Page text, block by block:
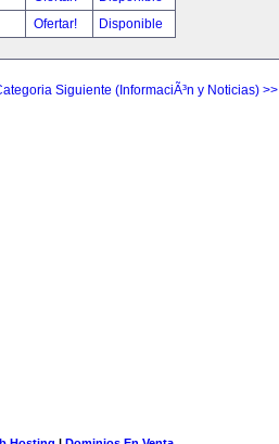
Ofertar! Disponible
Siguiente (InformaciÃ³n y Noticias) >>